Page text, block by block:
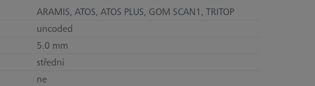
ARAMIS, ATOS, ATOS PLUS, GOM SCAN1, TRITOP
uncoded
5.0 mm
střední
ne